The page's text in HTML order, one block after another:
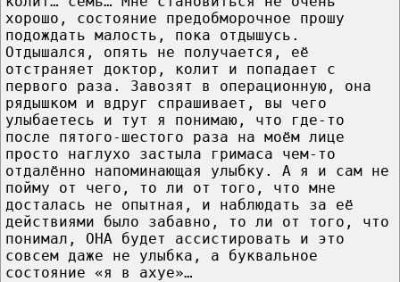
хорошо, состояние предобморочное прошу
подождать малость, пока отдышусь.
Отдышался, опять не получается, её
отстраняет доктор, колит и попадает с
первого раза. Завозят в операционную, она
рядышком и вдруг спрашивает, вы чего
улыбаетесь и тут я понимаю, что где-то
после пятого-шестого раза на моём лице
просто наглухо застыла гримаса чем-то
отдалённо напоминающая улыбку. А я и сам не
пойму от чего, то ли от того, что мне
досталась не опытная, и наблюдать за её
действиями было забавно, то ли от того, что
понимал, ОНА будет ассистировать и это
совсем даже не улыбка, а буквальное
состояние «я в ахуе»…